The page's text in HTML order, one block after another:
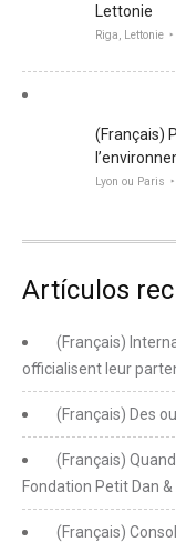
Lettonie
Riga, Lettonie
(Français)
Lyon ou Paris
Artículos
(Français)
officialisent leur
(Français) Des
(Français)
Fondation Petit Dan &
(Français)